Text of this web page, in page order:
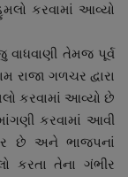
કરવામાં આવ્યો
તેમજ પૂર્વ
રાજા ગળચર દ્વારા
કરવામાં આવ્યો છે
કરવામાં આવી
છે અને ભાજપનાં
કરતા તેના ગંભીર